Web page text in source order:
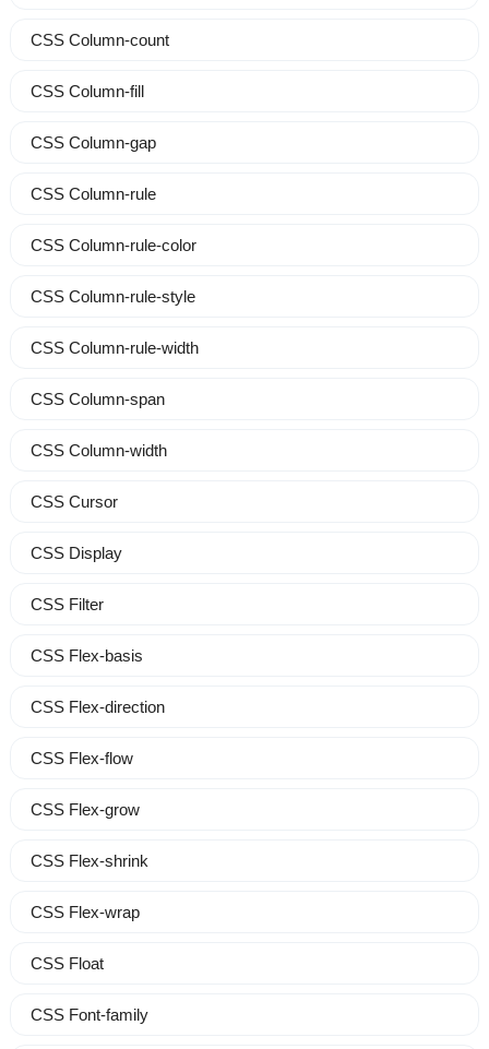
CSS Column-count
CSS Column-fill
CSS Column-gap
CSS Column-rule
CSS Column-rule-color
CSS Column-rule-style
CSS Column-rule-width
CSS Column-span
CSS Column-width
CSS Cursor
CSS Display
CSS Filter
CSS Flex-basis
CSS Flex-direction
CSS Flex-flow
CSS Flex-grow
CSS Flex-shrink
CSS Flex-wrap
CSS Float
CSS Font-family